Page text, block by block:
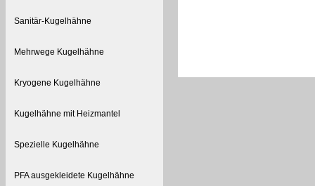
Sanitär-Kugelhähne
Mehrwege Kugelhähne
Kryogene Kugelhähne
Kugelhähne mit Heizmantel
Spezielle Kugelhähne
PFA ausgekleidete Kugelhähne